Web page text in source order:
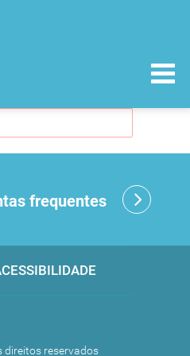
frequentes
direitos reservados